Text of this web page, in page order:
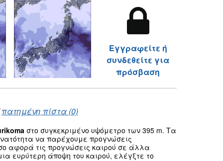
Εγγραφείτε ή
συνδεθείτε για
πρόσβαση
πατημένη πίστα (0)
στο συγκεκριμένο υψόμετρο των 395 m. Τα
να παρέχουμε προγνώσεις
αφορά τις προγνώσεις καιρού σε άλλα
ευρύτερη άποψη του καιρού, ελέγξτε το